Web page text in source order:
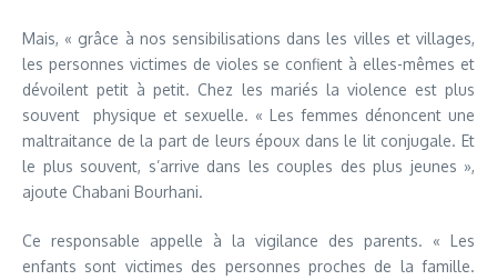
Mais, « grâce à nos sensibilisations dans les villes et villages,
les personnes victimes de violes se confient à elles-mêmes et
dévoilent petit à petit. Chez les mariés la violence est plus
souvent physique et sexuelle. « Les femmes dénoncent une
maltraitance de la part de leurs époux dans le lit conjugale. Et
le plus souvent, s’arrive dans les couples des plus jeunes »,
ajoute Chabani Bourhani.
Ce responsable appelle à la vigilance des parents. « Les
enfants sont victimes des personnes proches de la famille.